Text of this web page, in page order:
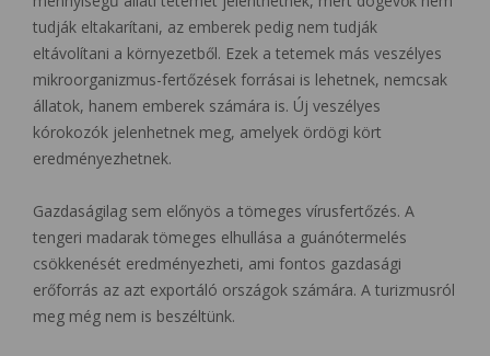
tudják eltakarítani, az emberek pedig nem tudják
eltávolítani a környezetből. Ezek a tetemek más veszélyes
mikroorganizmus-fertőzések forrásai is lehetnek, nemcsak
állatok, hanem emberek számára is. Új veszélyes
kórokozók jelenhetnek meg, amelyek ördögi kört
eredményezhetnek.
Gazdaságilag sem előnyös a tömeges vírusfertőzés. A
tengeri madarak tömeges elhullása a guánótermelés
csökkenését eredményezheti, ami fontos gazdasági
erőforrás az azt exportáló országok számára. A turizmusról
meg még nem is beszéltünk.